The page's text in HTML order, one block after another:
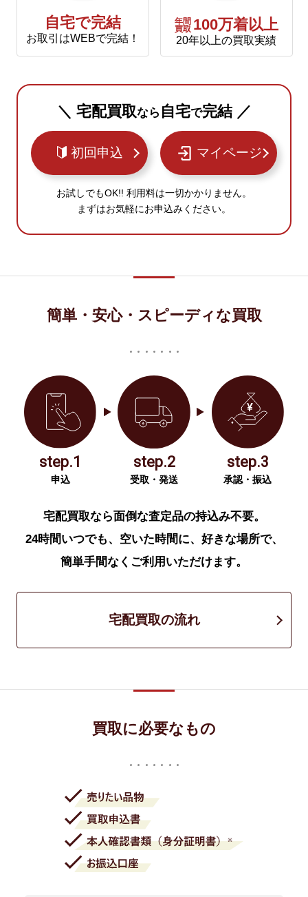
自宅で完結
お取引はWEBで完結！
年間
買取 100万着以上
20年以上の買取実績
＼ 宅配買取なら 自宅で完結 ／
初回申込 マイページ
お試しでもOK!! 利用料は一切かかりません。
まずはお気軽にお申込みください。
簡単・安心・スピーディな買取
step.1
申込
step.2
受取・発送
step.3
承認・振込
宅配買取なら面倒な査定品の持込み不要。
24時間いつでも、空いた時間に、好きな場所で、
簡単手間なくご利用いただけます。
宅配買取の流れ
買取に必要なもの